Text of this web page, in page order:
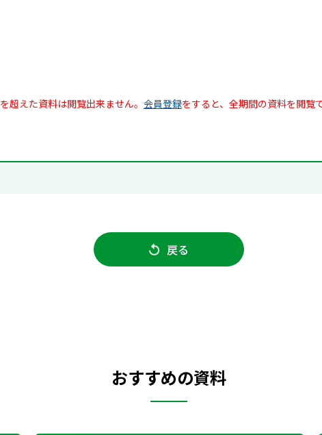
超えた資料は閲覧出来ません。 会員登録をすると、全期間の資料を閲覧
戻る
おすすめの資料